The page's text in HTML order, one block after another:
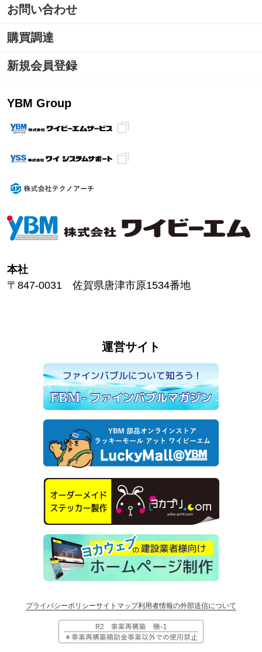
お問い合わせ
購買調達
新規会員登録
YBM Group
本社
〒847-0031 佐賀県唐津市原1534番地
運営サイト
プライバシーポリシーサイトマップ利用者情報の外部送信について